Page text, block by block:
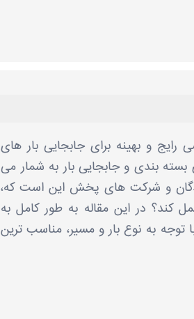
و بهینه برای جابجایی بار های
بندی و جابجایی بار به‌ شمار می
و شرکت‌ های پخش این است که،
کند؟ در این مقاله به‌ طور کامل به
به نوع بار و مسیر، مناسب ‌ترین